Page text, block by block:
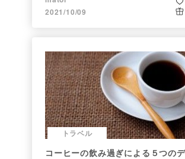
2021/10/09
トラベル
コーヒーの飲み過ぎによる５つの